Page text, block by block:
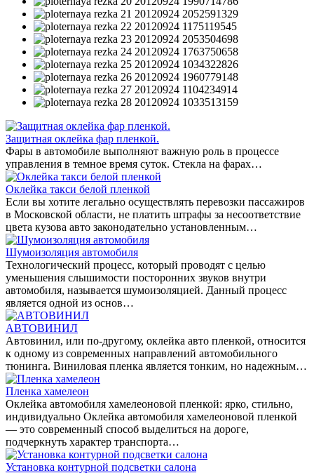
Защитная оклейка фар пленкой.
Фары в автомобиле выполняют важную роль в процессе
управления в темное время суток. Стекла на фарах…
Оклейка такси белой пленкой
Если вы хотите легально осуществлять перевозки пассажиров
в Московской области, не платить штрафы за несоответствие
цвета кузова авто законодательно установленным…
Шумоизоляция автомобиля
Технологический процесс, который проводят с целью
уменьшения слышимости посторонних звуков внутри
автомобиля, называется шумоизоляцией. Данный процесс
является одной из основ…
АВТОВИНИЛ
Автовинил, или по-другому, оклейка авто пленкой, относится
к одному из современных направлений автомобильного
тюнинга. Виниловая пленка является тонким, но надежным…
Пленка хамелеон
Оклейка автомобиля хамелеоновой пленкой: ярко, стильно,
индивидуально Оклейка автомобиля хамелеоновой пленкой
— это современный способ выделиться на дороге,
подчеркнуть характер транспорта…
Установка контурной подсветки салона